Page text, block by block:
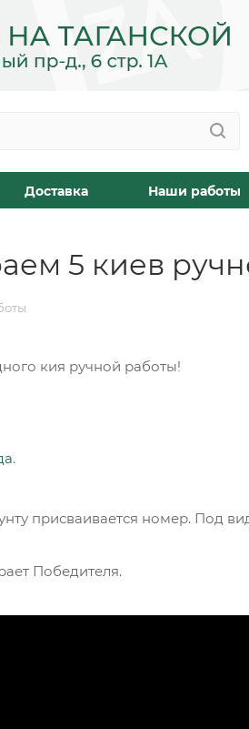
Доставка Наши работы
5 киев
кия ручной работы!
.
присваивается номер. Под
Победителя.